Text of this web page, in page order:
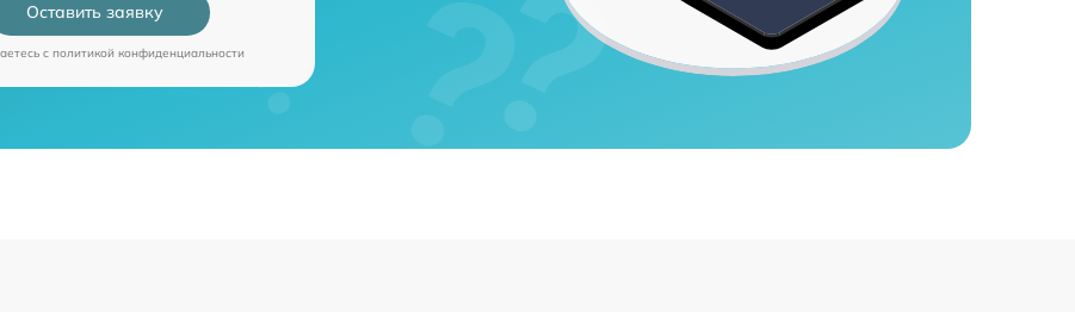
Оставить заявку
c политикой конфиденциальности